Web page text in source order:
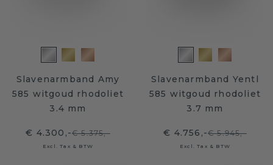
Slavenarmband Amy
585 witgoud rhodoliet
3.4 mm
€ 4.300,-€ 5.375,-
Excl. Tax & BTW
Slavenarmband Yentl
585 witgoud rhodoliet
3.7 mm
€ 4.756,-€ 5.945,-
Excl. Tax & BTW